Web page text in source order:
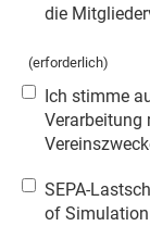
die
(erforderlich)
Ich stimme
Verarbeitung
SEPA-
of Simulation